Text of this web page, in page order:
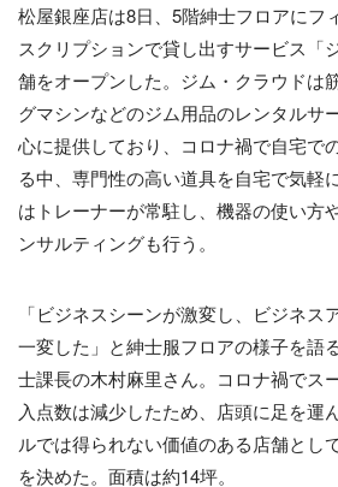
松屋銀座店は8日、5階紳士フロアにフ
スクリプションで貸し出すサービス「
舗をオープンした。ジム・クラウドは
グマシンなどのジム用品のレンタルサ
心に提供しており、コロナ禍で自宅で
る中、専門性の高い道具を自宅で気軽
はトレーナーが常駐し、機器の使い方
ンサルティングも行う。
「ビジネスシーンが激変し、ビジネス
一変した」と紳士服フロアの様子を語
士課長の木村麻里さん。コロナ禍でス
入点数は減少したため、店頭に足を運
ルでは得られない価値のある店舗とし
を決めた。面積は約14坪。